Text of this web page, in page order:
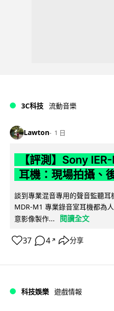
3C科技 流動音樂
Lawton 1 日
【評測】Sony
耳機：現場拍攝、
談到專業混音專用的聲音監聽
MDR-M1 專業錄音室耳機都為
意影像製作...
閱讀全文
37 4 ↗ 分享
科技娛樂 遊戲情報